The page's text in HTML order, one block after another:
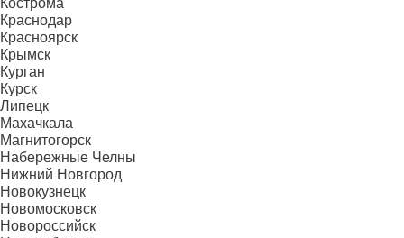
Кострома
Краснодар
Красноярск
Крымск
Курган
Курск
Липецк
Махачкала
Магнитогорск
Набережные Челны
Нижний Новгород
Новокузнецк
Новомосковск
Новороссийск